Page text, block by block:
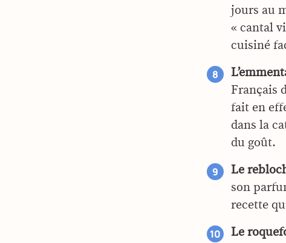
jours au
« cantal
cuisiné
Français
fait en
dans la
du goût.
Le
son
recette
Le